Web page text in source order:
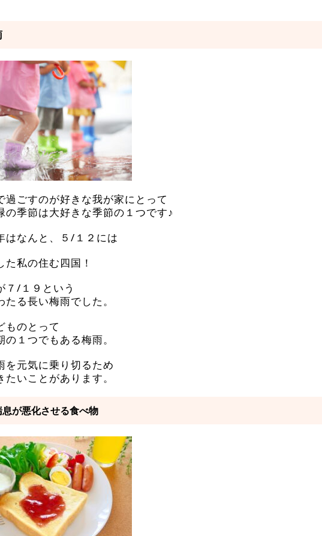
過ごすのが好きな我が家にとって
の季節は大好きな季節の１つです♪
はなんと、５/１２には
た私の住む四国！
７/１９という
たる長い梅雨でした。
ものとって
の１つでもある梅雨。
を元気に乗り切るため
たいことがあります。
が悪化させる食べ物